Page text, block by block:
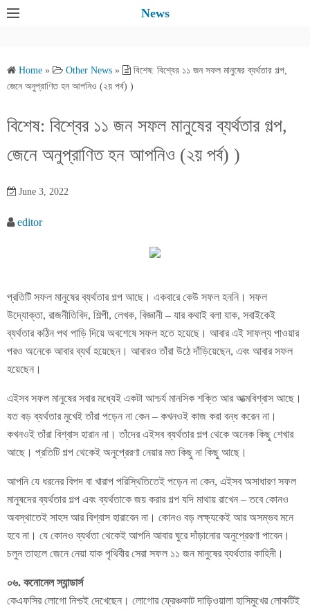
News
Home » Other News »
বিশেষ: বিশ্বের ১১ জন সফল মানুষের ব্যর্থতার গল্প,
জেনে অনুপ্রাণিত হন আপনিও (২য় পর্ব) )
বিশেষ: বিশ্বের ১১ জন সফল মানুষের ব্যর্থতার গল্প,
জেনে অনুপ্রাণিত হন আপনিও (২য় পর্ব) )
June 3, 2022
editor
প্রতিটি সফল মানুষের ব্যর্থতার গল্প আছে। একবারে কেউ সফল হননি। সফল
উদ্যোক্তা, রাজনীতিবিদ, শিল্পী, লেখক, বিজ্ঞানী – যার কথাই বলা যাক, সবাইকেই
ব্যর্থতার কঠিন পথ পাড়ি দিয়ে অবশেষে সফল হতে হয়েছে। আবার এই সাফল্য পাওয়ার
পরও অনেকে আবার ব্যর্থ হয়েছেন। আবারও তাঁরা উঠে দাঁড়িয়েছেন, এবং আবার সফল
হয়েছেন।
এইসব সফল মানুষের সবার মধ্যেই একটা আশ্চর্য মানসিক শক্তি আর আত্মবিশ্বাস আছে।
যত বড় ব্যর্থতার মুখেই তাঁরা পড়েন না কেন – কখনওই কাজ করা বন্ধ করেন না।
কখনওই তাঁরা বিশ্বাস হারান না। তাঁদের এইসব ব্যর্থতার গল্প থেকে অনেক কিছু শেখার
আছে। প্রতিটি গল্প থেকেই অনুপ্রেরণা নেয়ার মত কিছু না কিছু আছে।
আপনি যে ধরনের বিপদ বা খারাপ পরিস্থিতিতেই পড়েন না কেন, এইসব অসাধারণ সফল
মানুষদের ব্যর্থতার গল্প এবং ব্যর্থতাকে জয় করার গল্প যদি মাথায় রাখেন – তবে কোনও
অবস্থাতেই সাহস আর বিশ্বাস হারাবেন না। কোনও বড় লক্ষ্যকেই আর অসম্ভব মনে
হবে না। যে কোনও ব্যর্থতা থেকেই আপনি আবার ঘুরে দাঁড়ানোর অনুপ্রেরণা পাবেন।
চলুন তাহলে জেনে নেয়া যাক পৃথিবীর সেরা সফল ১১ জন মানুষের ব্যর্থতার কাহিনী।
০৬. কনোনেল স্যান্ডার্স
কেএফসির লোগো নিশ্চই দেখেছেন। লোগোর ফ্রেঞ্চকাট দাড়িওয়ালা হাসিমুখের লোকটিই